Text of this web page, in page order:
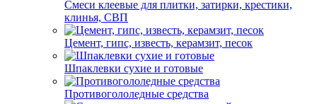
Смеси клеевые для плитки, затирки, крестики,
клинья, СВП
Цемент, гипс, известь, керамзит, песок
Шпаклевки сухие и готовые
Противогололедные средства